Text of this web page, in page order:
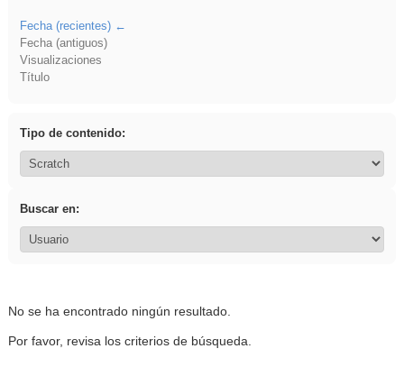
Fecha (recientes)
Fecha (antiguos)
Visualizaciones
Título
Tipo de contenido:
Buscar en:
No se ha encontrado ningún resultado.
Por favor, revisa los criterios de búsqueda.